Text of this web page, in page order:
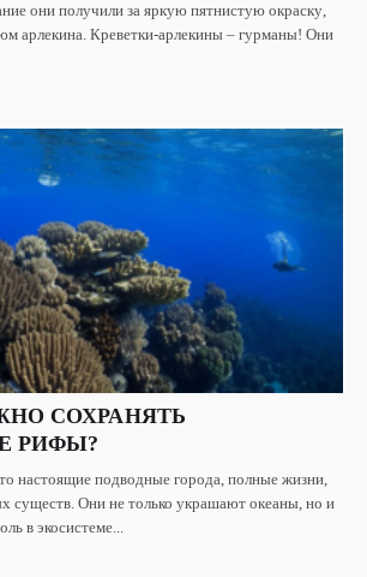
они получили за яркую пятнистую окраску,
арлекина. Креветки-арлекины – гурманы! Они
СОХРАНЯТЬ
РИФЫ?
настоящие подводные города, полные жизни,
существ. Они не только украшают океаны, но и
в экосистеме...